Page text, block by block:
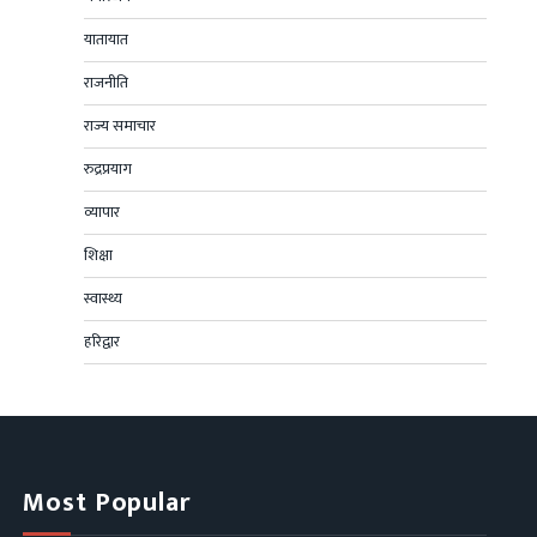
यातायात
राजनीति
राज्य समाचार
रुद्रप्रयाग
व्यापार
शिक्षा
स्वास्थ्य
हरिद्वार
Most Popular